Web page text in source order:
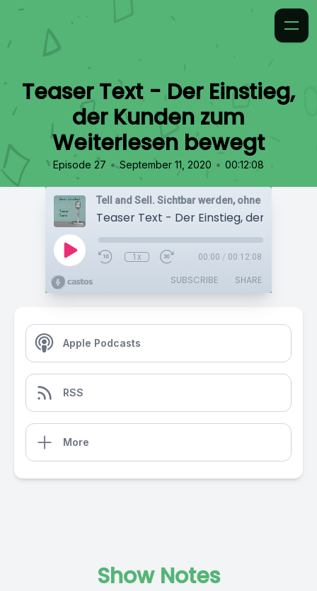
Teaser Text - Der Einstieg,
der Kunden zum
Weiterlesen bewegt
Episode 27 • September 11, 2020 • 00:12:08
1x 00:00 / 00:12:08
SUBSCRIBE SHARE
Apple Podcasts
RSS
More
Show Notes